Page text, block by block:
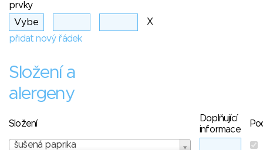
prvky
X
přidat nový řádek
Složení a
alergeny
Složení
Doplňující
informace
šušená paprika